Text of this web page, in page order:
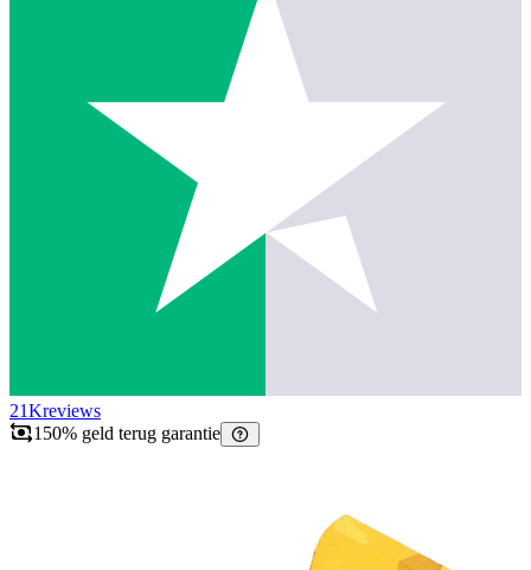
21Kreviews
150% geld terug garantie